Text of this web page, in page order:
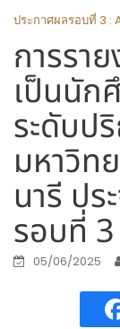
ประกาศผลรอบที่ 3 :
การรา
เป็นนัก
ระดับ
มหาวิท
นารี ป
รอบที่
05/06/2025